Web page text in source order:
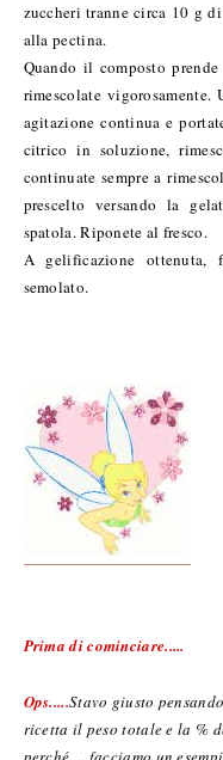
zuccheri tranne circa 10 g
alla pectina.
Quando il composto
rimescolate
agitazione continua e
citrico in soluzione,
continuate sempre a
prescelto versando la
spatola. Riponete al fresco.
A gelificazione ottenuta,
semolato.
Prima di cominciare.....
Ops.....Stavo giusto
ricetta il peso totale e la %